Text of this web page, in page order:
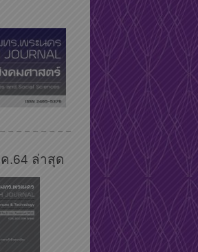
.64 ล่าสุด